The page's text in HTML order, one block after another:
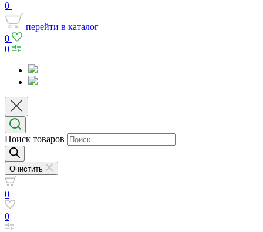
0
перейти в каталог
0
0
Поиск товаров
Очистить
0
0